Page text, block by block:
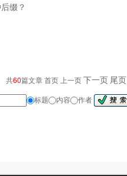
缀？
共60篇文章 首页 上一页下一页 尾页
标题 内容 作者